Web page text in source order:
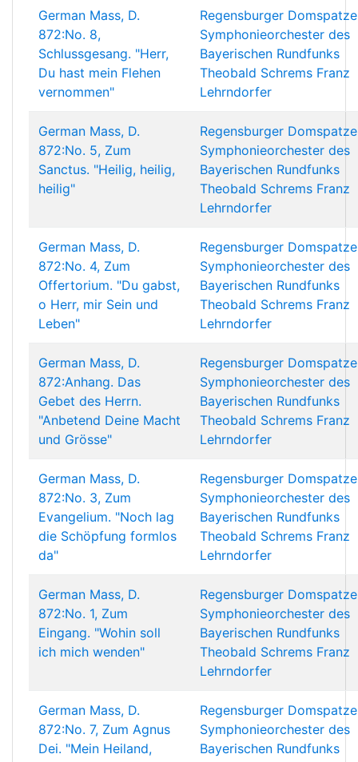
German Mass, D.
872:No. 8,
Schlussgesang. "Herr,
Du hast mein Flehen
vernommen"
Regensburger
Symphonieorchester des
Bayerischen Rundfunks
Theobald Schrems Franz
Lehrndorfer
German Mass, D.
872:No. 5, Zum
Sanctus. "Heilig, heilig,
heilig"
Regensburger
Symphonieorchester des
Bayerischen Rundfunks
Theobald Schrems Franz
Lehrndorfer
German Mass, D.
872:No. 4, Zum
Offertorium. "Du gabst,
o Herr, mir Sein und
Leben"
Regensburger
Symphonieorchester des
Bayerischen Rundfunks
Theobald Schrems Franz
Lehrndorfer
German Mass, D.
872:Anhang. Das
Gebet des Herrn.
"Anbetend Deine Macht
und Grösse"
Regensburger
Symphonieorchester des
Bayerischen Rundfunks
Theobald Schrems Franz
Lehrndorfer
German Mass, D.
872:No. 3, Zum
Evangelium. "Noch lag
die Schöpfung formlos
da"
Regensburger
Symphonieorchester des
Bayerischen Rundfunks
Theobald Schrems Franz
Lehrndorfer
German Mass, D.
872:No. 1, Zum
Eingang. "Wohin soll
ich mich wenden"
Regensburger
Symphonieorchester des
Bayerischen Rundfunks
Theobald Schrems Franz
Lehrndorfer
German Mass, D.
872:No. 7, Zum Agnus
Dei. "Mein Heiland,
Regensburger
Symphonieorchester des
Bayerischen Rundfunks